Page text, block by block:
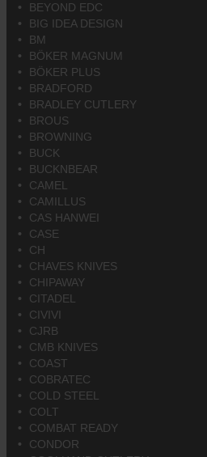
BEYOND EDC
BIG IDEA DESIGN
BM
BÖKER MAGNUM
BÖKER PLUS
BRADFORD
BRADLEY CUTLERY
BROUS
BROWNING
BUCK
BUCKNBEAR
CAMEL
CAMILLUS
CAS HANWEI
CASE
CH
CHAVES KNIVES
CHIPAWAY
CITADEL
CIVIVI
CJRB
CMB KNIVES
COAST
COBRATEC
COLD STEEL
COLT
COMBAT READY
CONDOR